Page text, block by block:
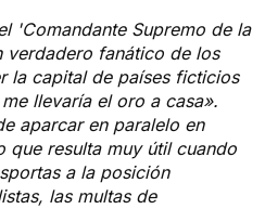
'Comandante Supremo de la
verdadero fanático de los
la capital de países ficticios
llevaría el oro a casa».
aparcar en paralelo en
que resulta muy útil cuando
a la posición
las multas de